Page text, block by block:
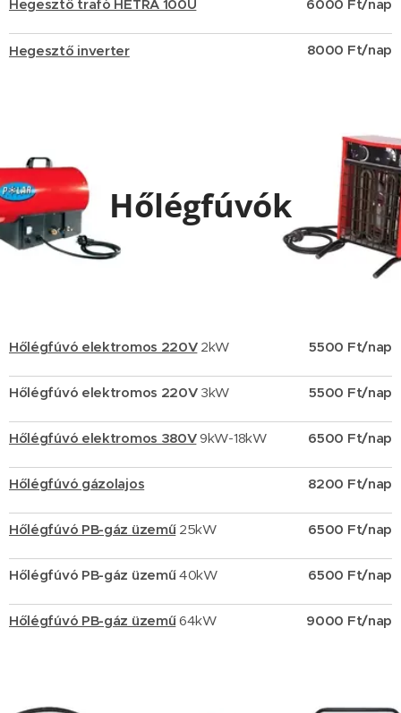
Hegesztő trafó HETRA 100U 6000 Ft/nap
Hegesztő inverter 8000 Ft/nap
Hőlégfúvók
Hőlégfúvó elektromos 220V2kW 5500 Ft/nap
Hőlégfúvó elektromos 220V3kW 5500 Ft/nap
Hőlégfúvó elektromos 380V9kW-18kW 6500 Ft/nap
Hőlégfúvó gázolajos 8200 Ft/nap
Hőlégfúvó PB-gáz üzemű 25kW 6500 Ft/nap
Hőlégfúvó PB-gáz üzemű40kW 6500 Ft/nap
Hőlégfúvó PB-gáz üzemű64kW 9000 Ft/nap